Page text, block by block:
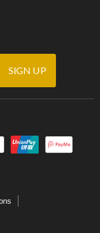
SIGN UP